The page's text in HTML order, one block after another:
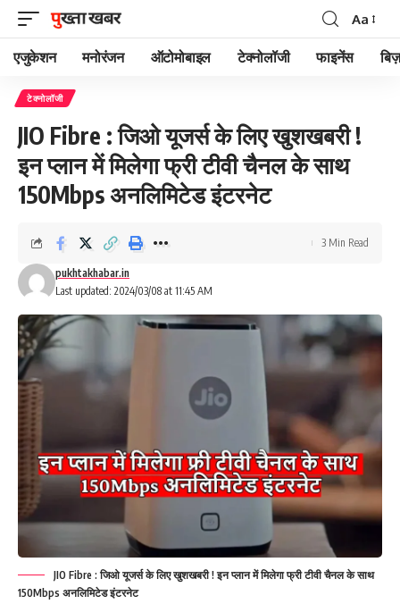
Font
Resizer
Aa
एजुकेशन मनोरंजन ऑटोमोबाइल टेक्नोलॉजी फाइनेंस
टेक्नोलॉजी
JIO Fibre : जिओ यूजर्स के लिए खुशखबरी !
इन प्लान में मिलेगा फ्री टीवी चैनल के साथ
150Mbps अनलिमिटेड इंटरनेट
Last updated: 2024/03/08 at 11:45 AM
pukhtakhabar.in
3 Min Read
JIO Fibre : जिओ यूजर्स के लिए खुशखबरी ! इन प्लान में मिलेगा फ्री टीवी चैनल के साथ
150Mbps अनलिमिटेड इंटरनेट